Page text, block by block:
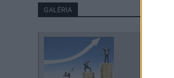
GALÉRIA